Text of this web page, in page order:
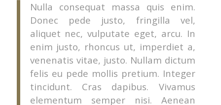
Nulla consequat massa quis enim.
Donec pede justo, fringilla vel,
aliquet nec, vulputate eget, arcu. In
enim justo, rhoncus ut, imperdiet a,
venenatis vitae, justo. Nullam dictum
felis eu pede mollis pretium. Integer
tincidunt. Cras dapibus. Vivamus
elementum semper nisi. Aenean